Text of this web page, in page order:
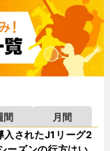
間
月間
入されたJ1リーグ2